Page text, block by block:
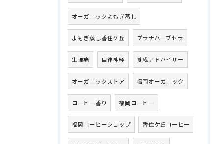
オーガニックよもぎ蒸し
よもぎ蒸し香住ケ丘 プラナハーブセラ
生理痛 自律神経 養成アドバイザー
オーガニックストア 福岡オーガニック
コーヒー香り 福岡コーヒー
福岡コーヒーショップ 香住ケ丘コーヒー